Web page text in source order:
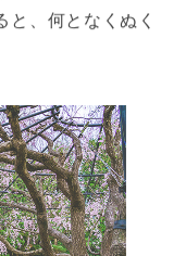
と、何となくぬく